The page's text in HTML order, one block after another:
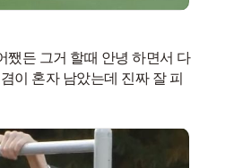
쨌든 그거 할때 안녕 하면서 다
이 혼자 남았는데 진짜 잘 피